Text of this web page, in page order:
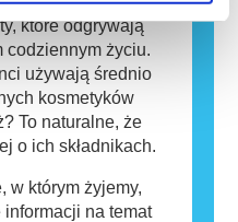
nie jest
które odgrywają
codziennym życiu.
używają średnio
kosmetyków
To naturalne, że
o ich składnikach.
w którym żyjemy,
na temat